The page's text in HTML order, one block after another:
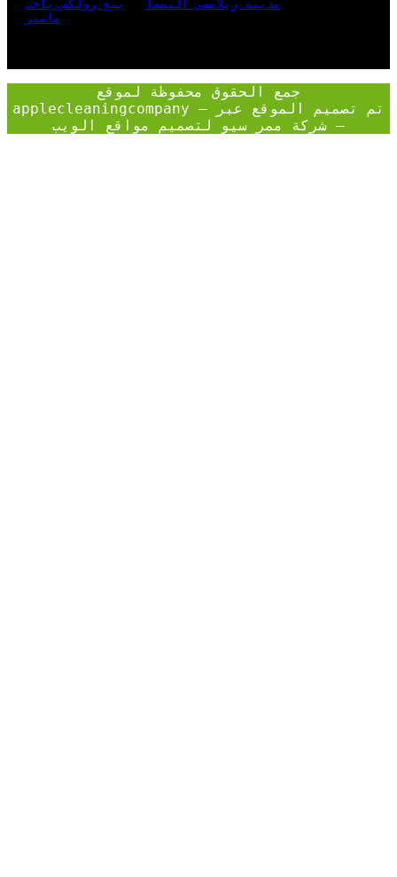
مدينة زيلامسي النمسا
بيع رولكس ياخت
ماستر
جمع الحقوق محفوظة لموقع
applecleaningcompany – تم تصميم الموقع عبر
– شركة ممر سيو لتصميم مواقع الويب